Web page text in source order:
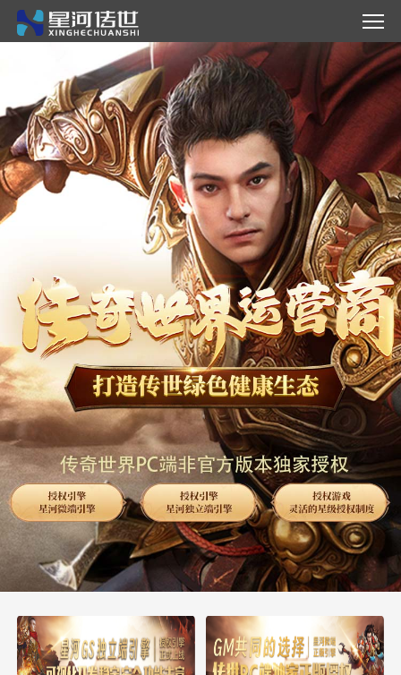
资质展示
星级授权
官方合作
合作共赢